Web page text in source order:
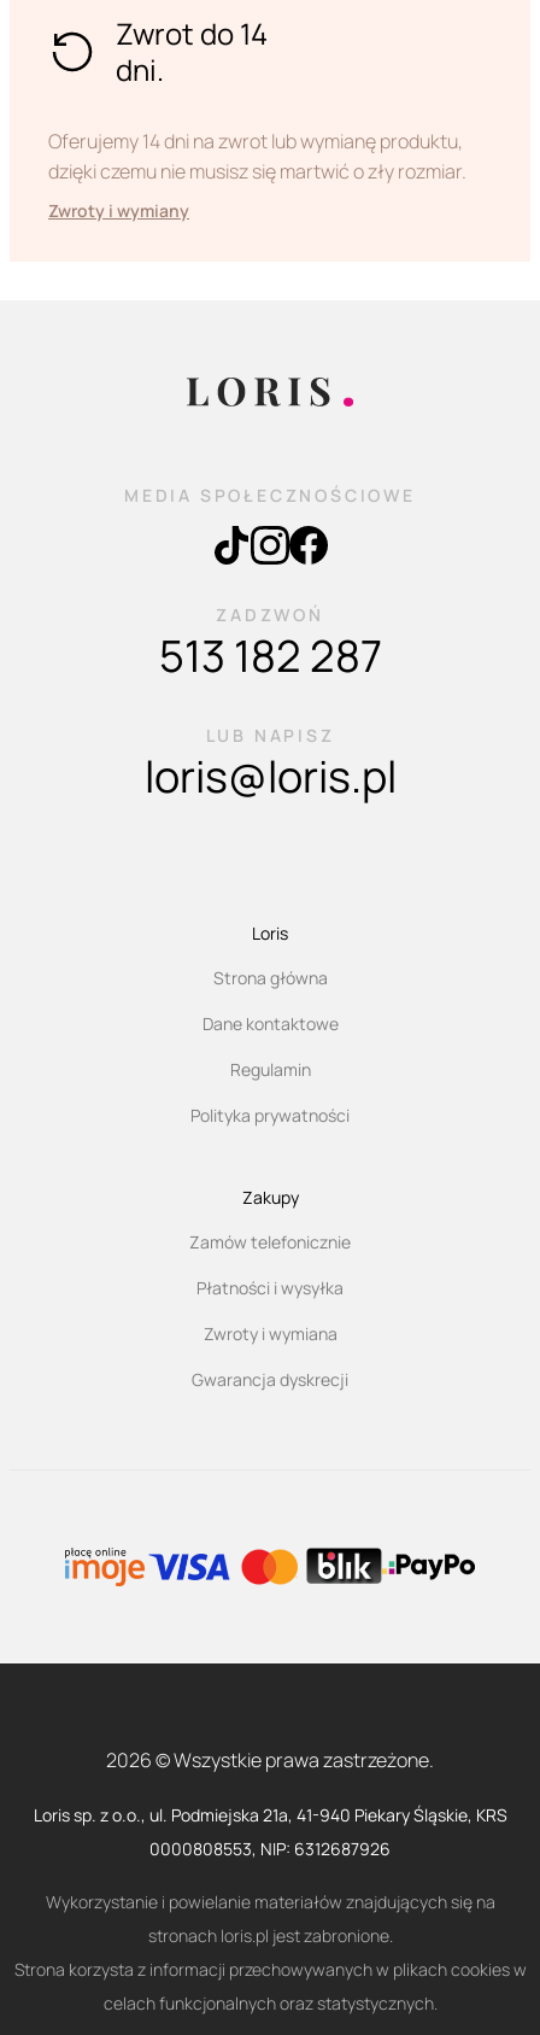
Zwrot do 14
dni.
Oferujemy 14 dni na zwrot lub wymianę produktu,
dzięki czemu nie musisz się martwić o zły rozmiar.
Zwroty i wymiany
MEDIA SPOŁECZNOŚCIOWE
ZADZWOŃ
513 182 287
LUB NAPISZ
loris@loris.pl
Loris
Strona główna
Dane kontaktowe
Regulamin
Polityka prywatności
Zakupy
Zamów telefonicznie
Płatności i wysyłka
Zwroty i wymiana
Gwarancja dyskrecji
2026 © Wszystkie prawa zastrzeżone.
Loris sp. z o.o., ul. Podmiejska 21a, 41-940 Piekary Śląskie, KRS
0000808553, NIP: 6312687926
Wykorzystanie i powielanie materiałów znajdujących się na
stronach loris.pl jest zabronione.
Strona korzysta z informacji przechowywanych w plikach cookies w
celach funkcjonalnych oraz statystycznych.